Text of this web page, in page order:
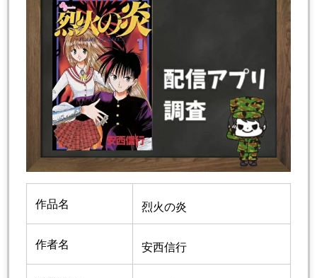
作品名 烈火の炎
作者名 安西信行